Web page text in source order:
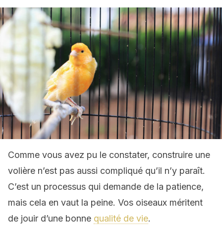
Comme vous avez pu le constater, construire une
volière n’est pas aussi compliqué qu’il n’y paraît.
C’est un processus qui demande de la patience,
mais cela en vaut la peine. Vos oiseaux méritent
de jouir d’une bonne qualité de vie.